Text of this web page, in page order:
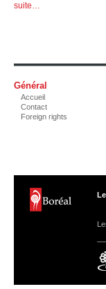
suite…
Général
Accueil
Contact
Foreign rights